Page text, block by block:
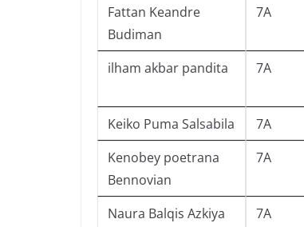
Fattan Keandre
Budiman
7A
ilham akbar pandita 7A
Keiko Puma Salsabila 7A
Kenobey poetrana
Bennovian
7A
Naura Balqis Azkiya 7A